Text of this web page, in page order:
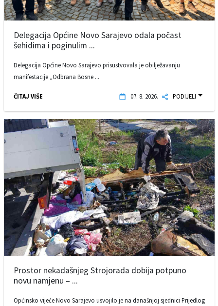
Delegacija Općine Novo Sarajevo odala počast
šehidima i poginulim ...
Delegacija Općine Novo Sarajevo prisustvovala je obilježavanju
manifestacije „Odbrana Bosne ...
ČITAJ VIŠE 07. 8. 2026. PODIJELI
Prostor nekadašnjeg Strojorada dobija potpuno
novu namjenu – ...
Općinsko vijeće Novo Sarajevo usvojilo je na današnjoj sjednici Prijedlog